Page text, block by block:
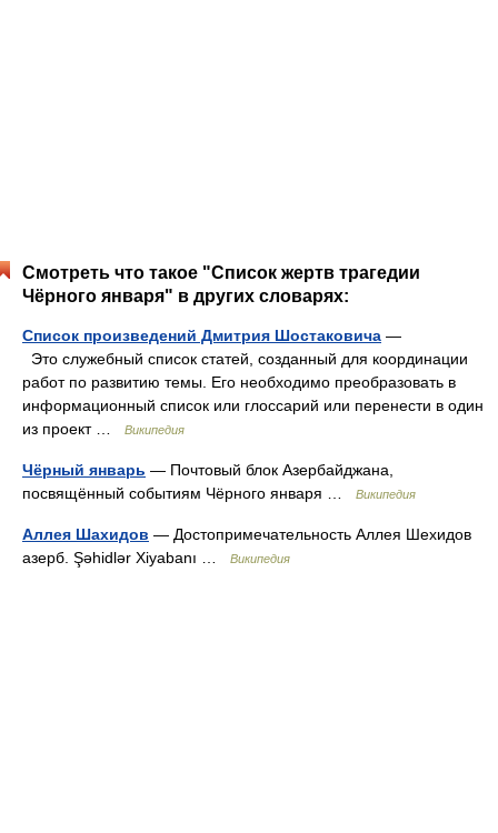
Смотреть что такое "Список жертв трагедии
Чёрного января" в других словарях:
Список произведений Дмитрия Шостаковича —
Это служебный список статей, созданный для координации
работ по развитию темы. Его необходимо преобразовать в
информационный список или глоссарий или перенести в один
из проект …
Википедия
Чёрный январь — Почтовый блок Азербайджана,
посвящённый событиям Чёрного января …
Википедия
Аллея Шахидов — Достопримечательность Аллея Шехидов
азерб. Şəhidlər Xiyabanı …
Википедия